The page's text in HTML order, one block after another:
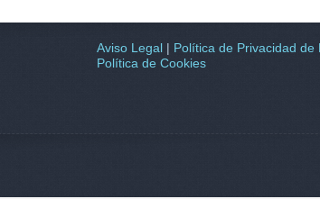
Aviso Legal | Política de Privacidad de
Política de Cookies